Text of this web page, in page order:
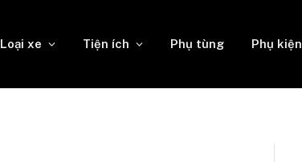
Loại xe Tiện ích Phụ tùng Phụ kiện